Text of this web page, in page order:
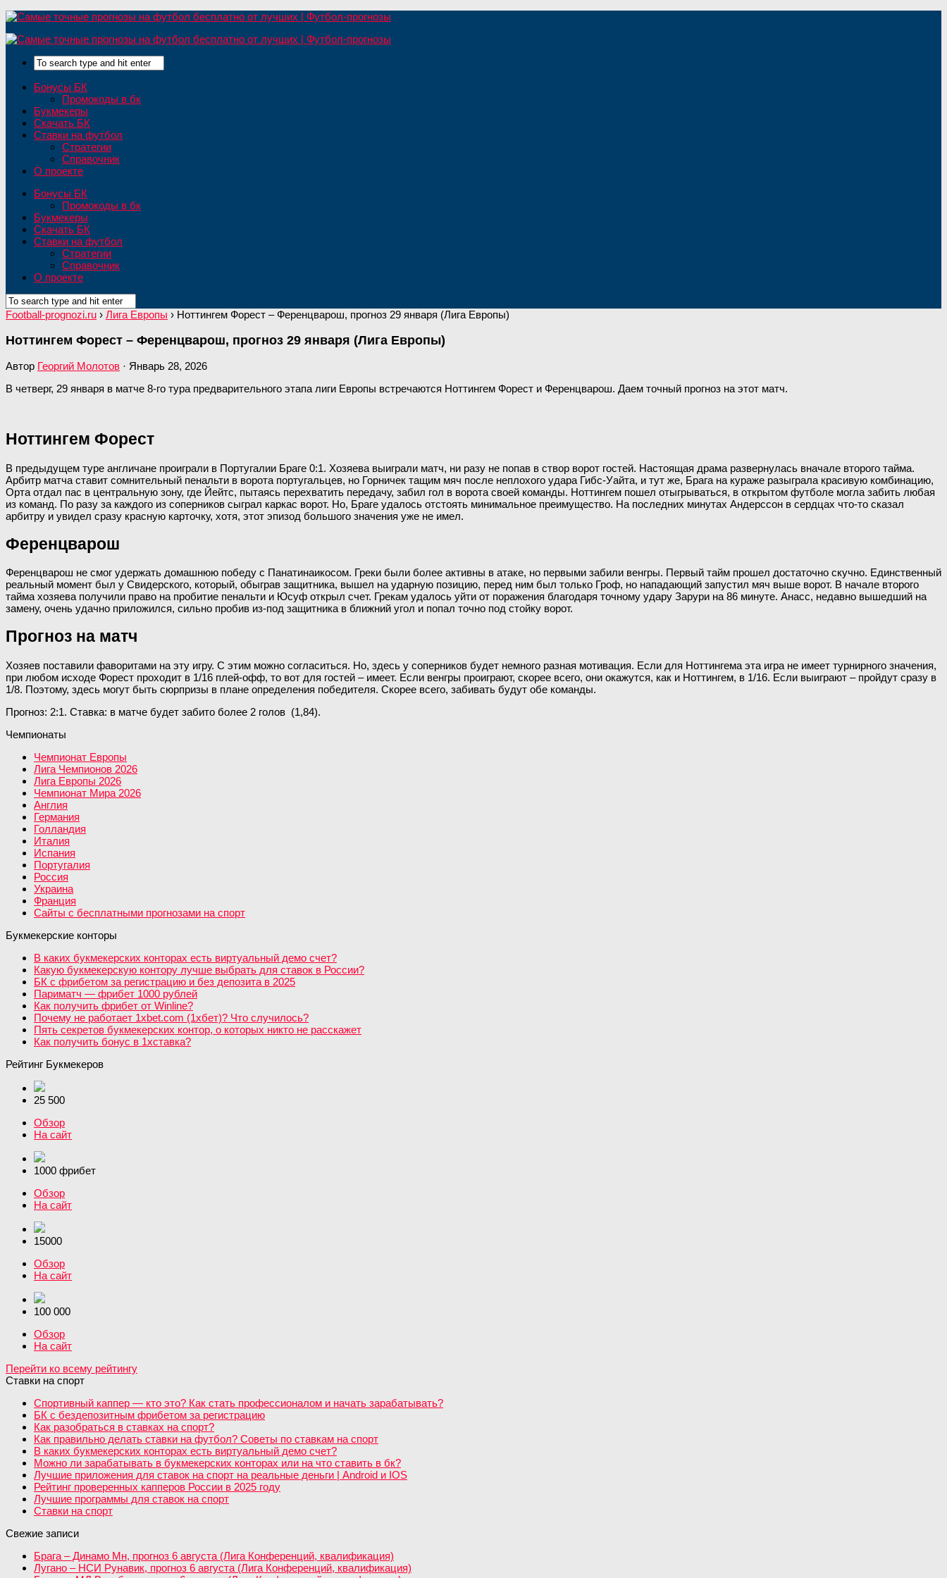
Бонусы БК
Промокоды в бк
Букмекеры
Скачать БК
Ставки на футбол
Стратегии
Справочник
О проекте
Бонусы БК
Промокоды в бк
Букмекеры
Скачать БК
Ставки на футбол
Стратегии
Справочник
О проекте
Football-prognozi.ru › Лига Европы › Ноттингем Форест – Ференцварош, прогноз 29 января (Лига Европы)
Ноттингем Форест – Ференцварош, прогноз 29 января (Лига Европы)
Автор Георгий Молотов · Январь 28, 2026
В четверг, 29 января в матче 8-го тура предварительного этапа лиги Европы встречаются Ноттингем Форест и Ференцварош. Даем точный прогноз на этот матч.
Ноттингем Форест
В предыдущем туре англичане проиграли в Португалии Браге 0:1. Хозяева выиграли матч, ни разу не попав в створ ворот гостей. Настоящая драма развернулась вначале второго тайма.
Арбитр матча ставит сомнительный пенальти в ворота португальцев, но Горничек тащим мяч после неплохого удара Гибс-Уайта, и тут же, Брага на кураже разыграла красивую комбинацию,
Орта отдал пас в центральную зону, где Йейтс, пытаясь перехватить передачу, забил гол в ворота своей команды. Ноттингем пошел отыгрываться, в открытом футболе могла забить любая
из команд. По разу за каждого из соперников сыграл каркас ворот. Но, Браге удалось отстоять минимальное преимущество. На последних минутах Андерссон в сердцах что-то сказал
арбитру и увидел сразу красную карточку, хотя, этот эпизод большого значения уже не имел.
Ференцварош
Ференцварош не смог удержать домашнюю победу с Панатинаикосом. Греки были более активны в атаке, но первыми забили венгры. Первый тайм прошел достаточно скучно. Единственный
реальный момент был у Свидерского, который, обыграв защитника, вышел на ударную позицию, перед ним был только Гроф, но нападающий запустил мяч выше ворот. В начале второго
тайма хозяева получили право на пробитие пенальти и Юсуф открыл счет. Грекам удалось уйти от поражения благодаря точному удару Зарури на 86 минуте. Анасс, недавно вышедший на
замену, очень удачно приложился, сильно пробив из-под защитника в ближний угол и попал точно под стойку ворот.
Прогноз на матч
Хозяев поставили фаворитами на эту игру. С этим можно согласиться. Но, здесь у соперников будет немного разная мотивация. Если для Ноттингема эта игра не имеет турнирного значения,
при любом исходе Форест проходит в 1/16 плей-офф, то вот для гостей – имеет. Если венгры проиграют, скорее всего, они окажутся, как и Ноттингем, в 1/16. Если выиграют – пройдут сразу в
1/8. Поэтому, здесь могут быть сюрпризы в плане определения победителя. Скорее всего, забивать будут обе команды.
Прогноз: 2:1. Ставка: в матче будет забито более 2 голов (1,84).
Чемпионаты
Чемпионат Европы
Лига Чемпионов 2026
Лига Европы 2026
Чемпионат Мира 2026
Англия
Германия
Голландия
Италия
Испания
Португалия
Россия
Украина
Франция
Сайты с бесплатными прогнозами на спорт
Букмекерские конторы
В каких букмекерских конторах есть виртуальный демо счет?
Какую букмекерскую контору лучше выбрать для ставок в России?
БК с фрибетом за регистрацию и без депозита в 2025
Париматч — фрибет 1000 рублей
Как получить фрибет от Winline?
Почему не работает 1xbet.com (1хбет)? Что случилось?
Пять секретов букмекерских контор, о которых никто не расскажет
Как получить бонус в 1хставка?
Рейтинг Букмекеров
25 500
Обзор
На сайт
1000 фрибет
Обзор
На сайт
15000
Обзор
На сайт
100 000
Обзор
На сайт
Перейти ко всему рейтингу
Ставки на спорт
Спортивный каппер — кто это? Как стать профессионалом и начать зарабатывать?
БК с бездепозитным фрибетом за регистрацию
Как разобраться в ставках на спорт?
Как правильно делать ставки на футбол? Советы по ставкам на спорт
В каких букмекерских конторах есть виртуальный демо счет?
Можно ли зарабатывать в букмекерских конторах или на что ставить в бк?
Лучшие приложения для ставок на спорт на реальные деньги | Android и IOS
Рейтинг проверенных капперов России в 2025 году
Лучшие программы для ставок на спорт
Ставки на спорт
Свежие записи
Брага – Динамо Мн, прогноз 6 августа (Лига Конференций, квалификация)
Лугано – НСИ Рунавик, прогноз 6 августа (Лига Конференций, квалификация)